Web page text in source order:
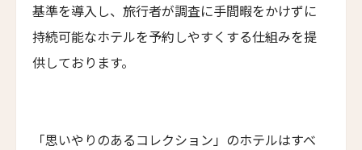
Ashdown Park Hotel & Country Club
アレクサンダー・ハウス・アンド・ユートピア・ス
パ
基準を導入し、旅行者が調査に手間暇をかけずに
持続可能なホテルを予約しやすくする仕組みを提
供しております。
「思いやりのあるコレクション」のホテルはすべ